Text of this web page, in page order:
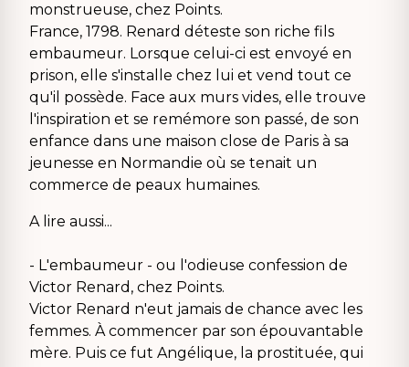
monstrueuse, chez Points.
France, 1798. Renard déteste son riche fils
embaumeur. Lorsque celui-ci est envoyé en
prison, elle s'installe chez lui et vend tout ce
qu'il possède. Face aux murs vides, elle trouve
l'inspiration et se remémore son passé, de son
enfance dans une maison close de Paris à sa
jeunesse en Normandie où se tenait un
commerce de peaux humaines.
A lire aussi...
- L'embaumeur - ou l'odieuse confession de
Victor Renard, chez Points.
Victor Renard n'eut jamais de chance avec les
femmes. À commencer par son épouvantable
mère. Puis ce fut Angélique, la prostituée, qui